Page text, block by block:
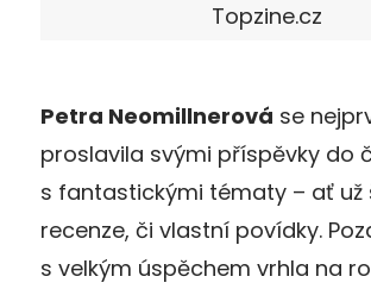
Topzine.cz
Petra Neomillnerová se
proslavila svými příspěvky do
s fantastickými tématy – ať už
recenze, či vlastní povídky.
s velkým úspěchem vrhla na